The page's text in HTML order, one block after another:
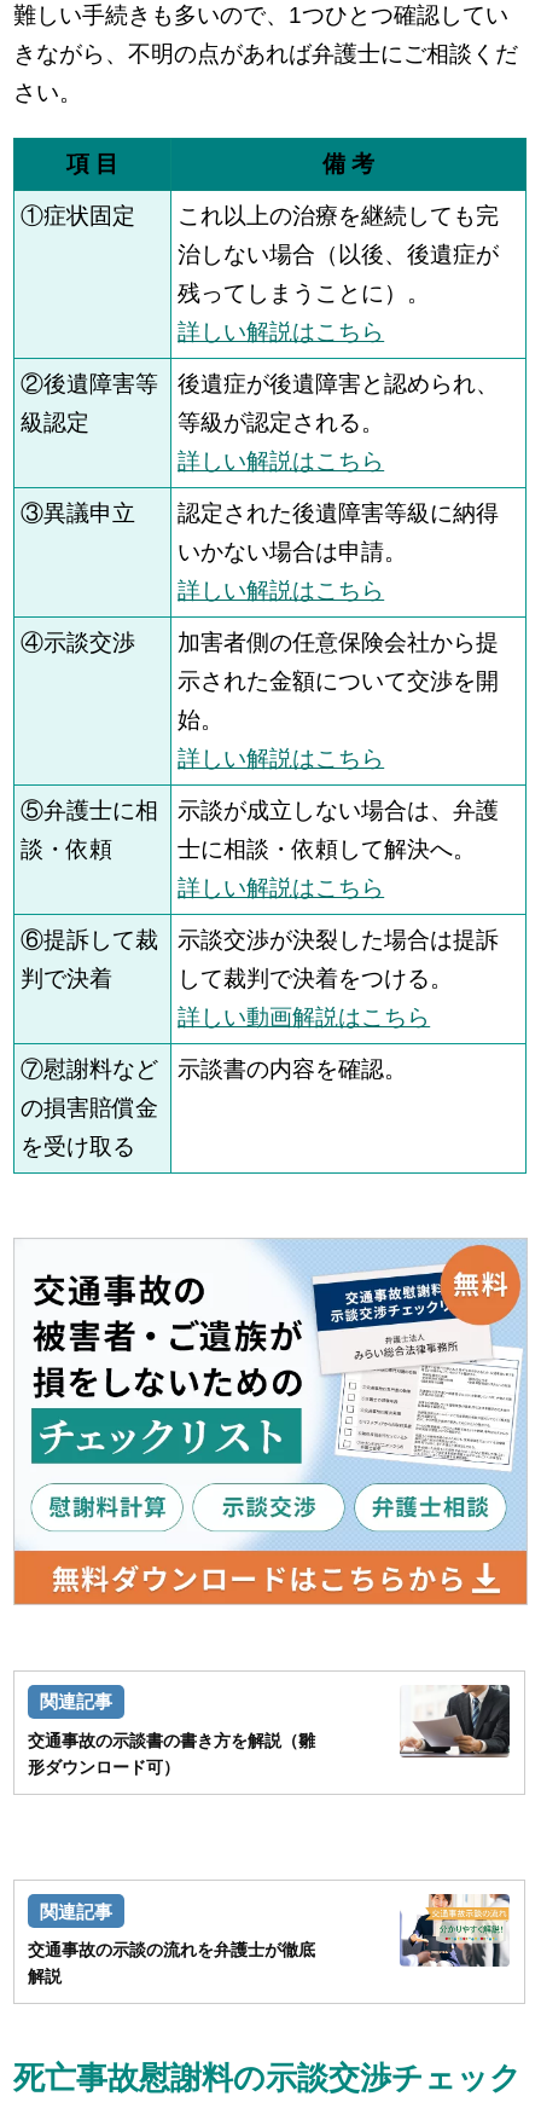
難しい手続きも多いので、1つひとつ確認してい
きながら、不明の点があれば弁護士にご相談くだ
さい。
項 目 備 考
①症状固定
これ以上の治療を継続しても完
治しない場合（以後、後遺症が
残ってしまうことに）。
詳しい解説はこちら
②後遺障害等
級認定
後遺症が後遺障害と認められ、
等級が認定される。
詳しい解説はこちら
③異議申立
認定された後遺障害等級に納得
いかない場合は申請。
詳しい解説はこちら
④示談交渉
加害者側の任意保険会社から提
示された金額について交渉を開
始。
詳しい解説はこちら
⑤弁護士に相
談・依頼
示談が成立しない場合は、弁護
士に相談・依頼して解決へ。
詳しい解説はこちら
⑥提訴して裁
判で決着
示談交渉が決裂した場合は提訴
して裁判で決着をつける。
詳しい動画解説はこちら
⑦慰謝料など
の損害賠償金
を受け取る
示談書の内容を確認。
交通事故の示談書の書き方を解説（雛
形ダウンロード可）
交通事故の示談の流れを弁護士が徹底
解説
死亡事故慰謝料の示談交渉チェック